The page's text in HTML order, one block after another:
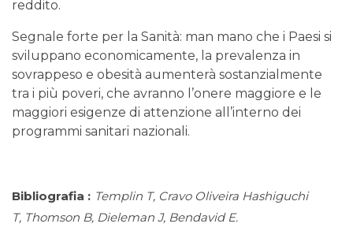
reddito.
Segnale forte per la Sanità: man mano che i Paesi si
sviluppano economicamente, la prevalenza in
sovrappeso e obesità aumenterà sostanzialmente
tra i più poveri, che avranno l’onere maggiore e le
maggiori esigenze di attenzione all’interno dei
programmi sanitari nazionali.
Bibliografia : Templin T, Cravo Oliveira Hashiguchi
T, Thomson B, Dieleman J, Bendavid E.